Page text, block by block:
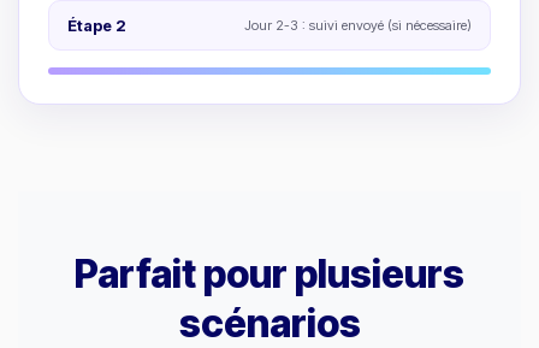
Étape 2 Jour 2-3 : suivi envoyé (si nécessaire)
Parfait pour plusieurs
scénarios